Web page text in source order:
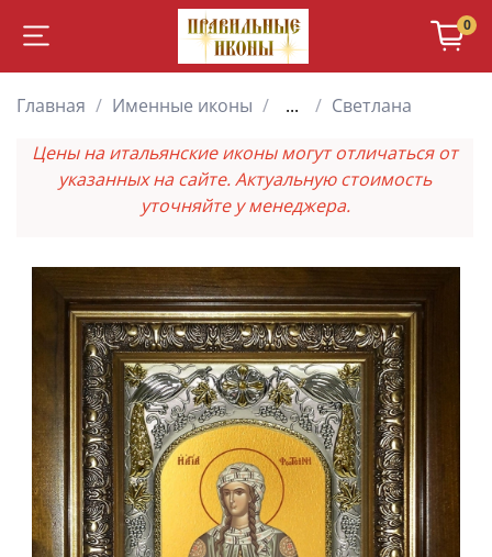
0
Главная Именные иконы ...
Светлана
Цены на итальянские иконы могут отличаться от
указанных на сайте. Актуальную стоимость
уточняйте у менеджера.